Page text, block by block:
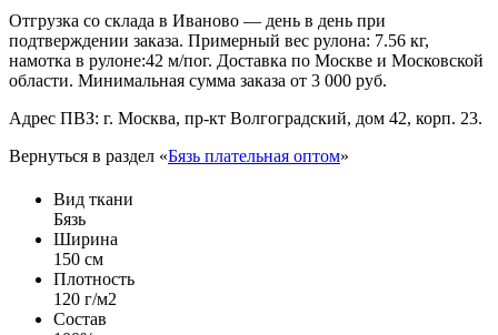
Отгрузка со склада в Иваново — день в день при
подтверждении заказа. Примерный вес рулона: 7.56 кг,
намотка в рулоне:42 м/пог. Доставка по Москве и Московской
области. Минимальная сумма заказа от 3 000 руб.
Адрес ПВЗ: г. Москва, пр-кт Волгоградский, дом 42, корп. 23.
Вернуться в раздел «Бязь плательная оптом»
Вид ткани
Бязь
Ширина
150 см
Плотность
120 г/м2
Состав